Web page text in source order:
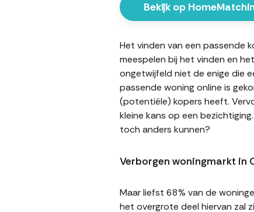
Bekijk op
Het vinden van een passende
meespelen bij het vinden en
ongetwijfeld niet de enige die
passende woning online is
(potentiële) kopers heeft.
kleine kans op een
toch anders kunnen?
Verborgen woningmarkt in
Maar liefst 68% van de
het overgrote deel hiervan zal